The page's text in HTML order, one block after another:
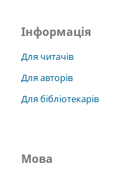
Інформація
Для читачів
Для авторів
Для бібліотекарів
Мова